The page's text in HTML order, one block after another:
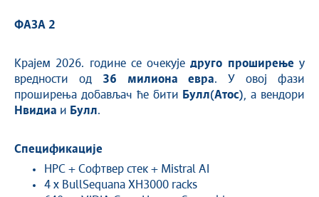
ФАЗА 2
Крајем 2026. године се очекуједруго проширење у
вредности од 36 милиона евра. У овој фази
проширења добављач ће бити Булл(Атос) , а вендори
Нвидиа и Булл.
Спецификације
HPC + Софтвер стек + Mistral AI
4 x BullSequana XH3000 racks